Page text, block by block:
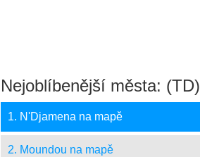
Nejoblíbenější města: (TD)
1. N'Djamena na mapě
2. Moundou na mapě